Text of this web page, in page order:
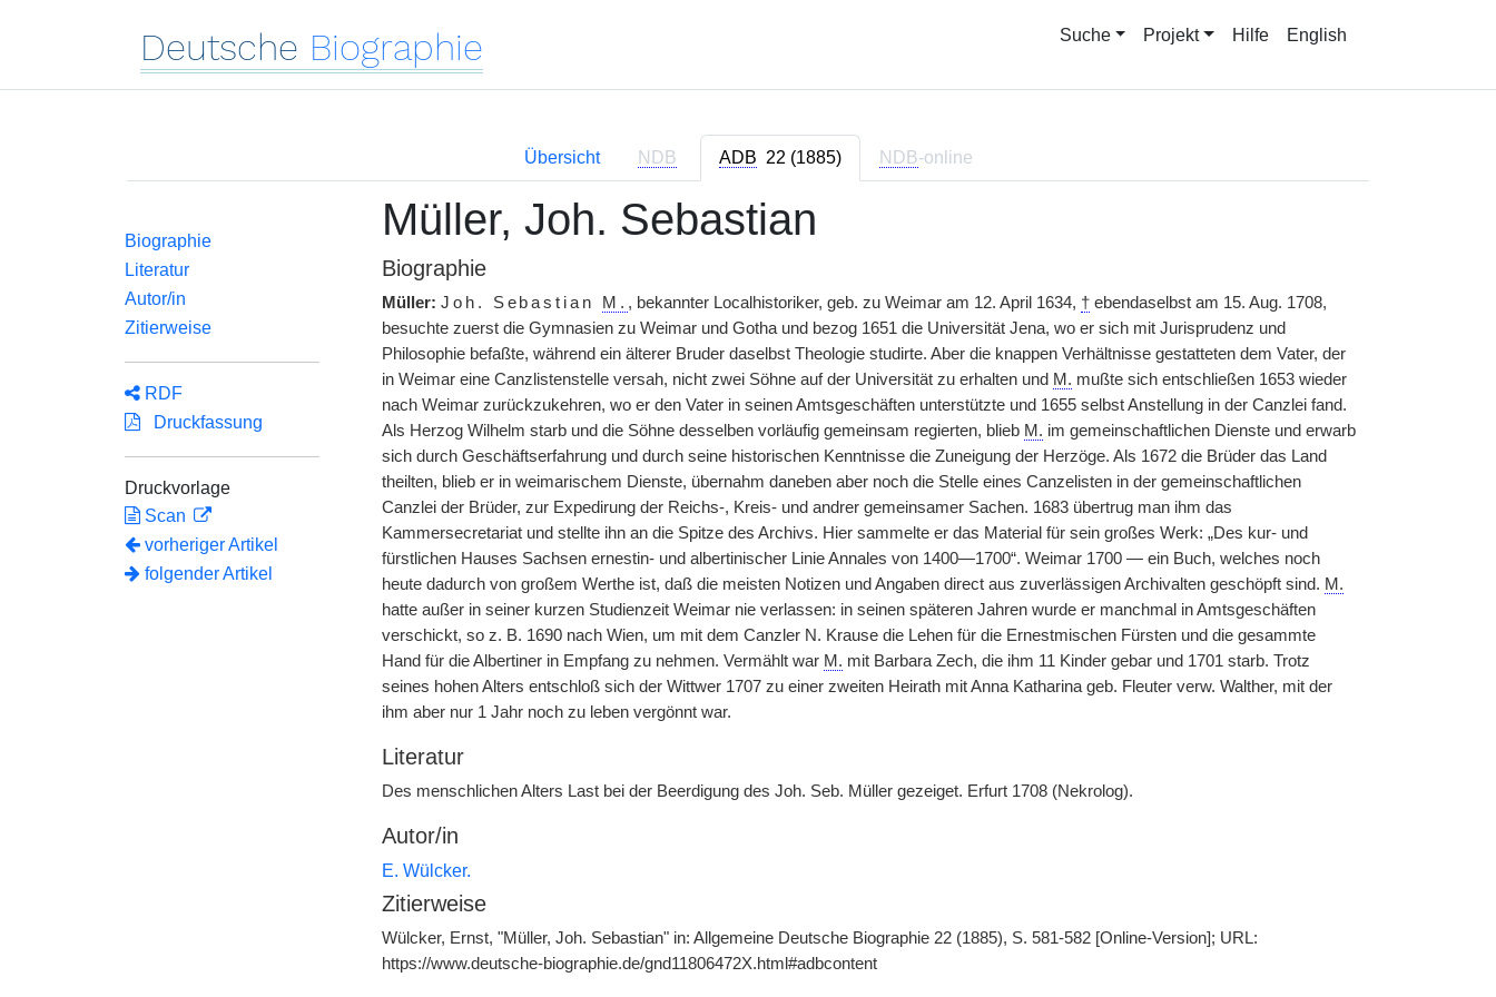
Deutsche Biographie Suche Projekt Hilfe English
Übersicht NDB ADB 22 (1885) NDB-online
Biographie
Literatur
Autor/in
Zitierweise
RDF
Druckfassung
Druckvorlage
Scan
vorheriger Artikel
folgender Artikel
Müller, Joh. Sebastian
Biographie
Müller: Joh. Sebastian M. , bekannter Localhistoriker, geb. zu Weimar am 12. April 1634, † ebendaselbst am 15. Aug. 1708,
besuchte zuerst die Gymnasien zu Weimar und Gotha und bezog 1651 die Universität Jena, wo er sich mit Jurisprudenz und
Philosophie befaßte, während ein älterer Bruder daselbst Theologie studirte. Aber die knappen Verhältnisse gestatteten dem Vater, der
in Weimar eine Canzlistenstelle versah, nicht zwei Söhne auf der Universität zu erhalten und M. mußte sich entschließen 1653 wieder
nach| Weimar zurückzukehren, wo er den Vater in seinen Amtsgeschäften unterstützte und 1655 selbst Anstellung in der Canzlei fand.
Als Herzog Wilhelm starb und die Söhne desselben vorläufig gemeinsam regierten, blieb M. im gemeinschaftlichen Dienste und erwarb
sich durch Geschäftserfahrung und durch seine historischen Kenntnisse die Zuneigung der Herzöge. Als 1672 die Brüder das Land
theilten, blieb er in weimarischem Dienste, übernahm daneben aber noch die Stelle eines Canzelisten in der gemeinschaftlichen
Canzlei der Brüder, zur Expedirung der Reichs-, Kreis- und andrer gemeinsamer Sachen. 1683 übertrug man ihm das
Kammersecretariat und stellte ihn an die Spitze des Archivs. Hier sammelte er das Material für sein großes Werk: „Des kur- und
fürstlichen Hauses Sachsen ernestin- und albertinischer Linie Annales von 1400—1700“. Weimar 1700 — ein Buch, welches noch
heute dadurch von großem Werthe ist, daß die meisten Notizen und Angaben direct aus zuverlässigen Archivalten geschöpft sind. M.
hatte außer in seiner kurzen Studienzeit Weimar nie verlassen: in seinen späteren Jahren wurde er manchmal in Amtsgeschäften
verschickt, so z. B. 1690 nach Wien, um mit dem Canzler N. Krause die Lehen für die Ernestmischen Fürsten und die gesammte
Hand für die Albertiner in Empfang zu nehmen. Vermählt war M. mit Barbara Zech, die ihm 11 Kinder gebar und 1701 starb. Trotz
seines hohen Alters entschloß sich der Wittwer 1707 zu einer zweiten Heirath mit Anna Katharina geb. Fleuter verw. Walther, mit der
ihm aber nur 1 Jahr noch zu leben vergönnt war.
Literatur
Des menschlichen Alters Last bei der Beerdigung des Joh. Seb. Müller gezeiget. Erfurt 1708 (Nekrolog).
Autor/in
E. Wülcker.
Zitierweise
Wülcker, Ernst, "Müller, Joh. Sebastian" in: Allgemeine Deutsche Biographie 22 (1885), S. 581-582 [Online-Version]; URL:
https://www.deutsche-biographie.de/gnd11806472X.html#adbcontent